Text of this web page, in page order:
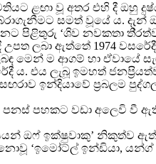
ළඟා වූ අතර එහි දී ඔහු
සමත් වූයේ ය.
පිළිතුරු ‘ශිව නවකතා ති
උපත ලබා ඇත්තේ 1974
මෙන් ම ආගම් හා ඒවායේ
ය. එය ලැබූ ඉමහත් ජනප
ඉන්දියාවේ පරබලම
ෂ පනස් පහකට වඩා අලෙවි වී
ඔෆ් ඉක්ෂුවාකු’ නිකුත්ව
‘ඉමෝට්ල් ඉන්ඩියා,